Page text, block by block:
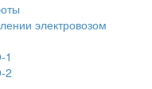
электровозом
1
2